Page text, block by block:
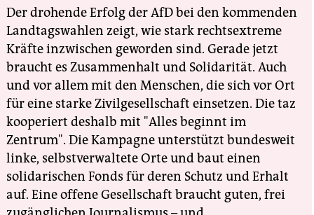
Der drohende Erfolg der AfD bei den kommenden
Landtagswahlen zeigt, wie stark rechtsextreme
Kräfte inzwischen geworden sind. Gerade jetzt
braucht es Zusammenhalt und Solidarität. Auch
und vor allem mit den Menschen, die sich vor Ort
für eine starke Zivilgesellschaft einsetzen. Die taz
kooperiert deshalb mit "Alles beginnt im
Zentrum". Die Kampagne unterstützt bundesweit
linke, selbstverwaltete Orte und baut einen
solidarischen Fonds für deren Schutz und Erhalt
auf. Eine offene Gesellschaft braucht guten, frei